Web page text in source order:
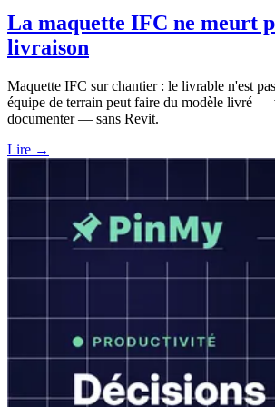
La maquette IFC ne meurt
livraison
Maquette IFC sur chantier : le livrable n'est
équipe de terrain peut faire du modèle livré —
documenter — sans Revit.
Lire →